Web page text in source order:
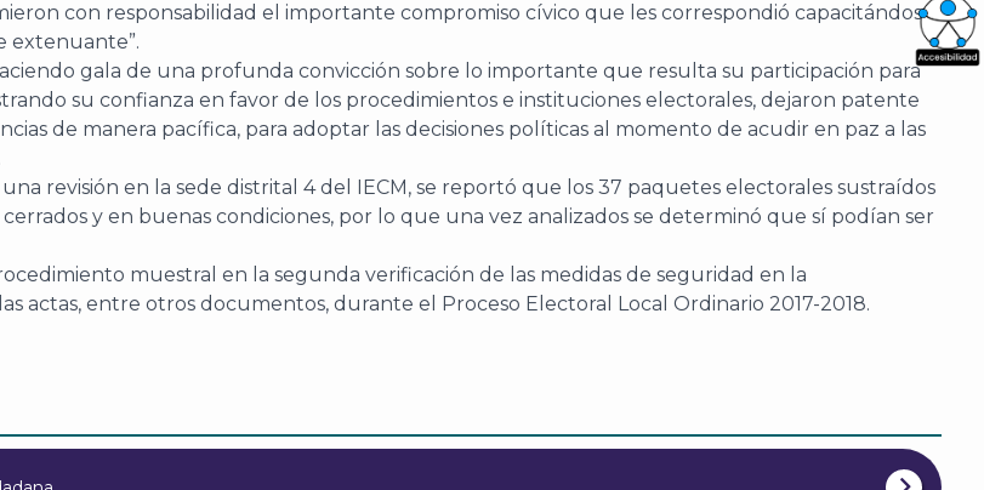
con responsabilidad el importante compromiso cívico que les correspondió capacitándose
extenuante”.
gala de una profunda convicción sobre lo importante que resulta su participación para
su confianza en favor de los procedimientos e instituciones electorales, dejaron patente
de manera pacífica, para adoptar las decisiones políticas al momento de acudir en paz a las
revisión en la sede distrital 4 del IECM, se reportó que los 37 paquetes electorales sustraídos
y en buenas condiciones, por lo que una vez analizados se determinó que sí podían ser
muestral en la segunda verificación de las medidas de seguridad en la
actas, entre otros documentos, durante el Proceso Electoral Local Ordinario 2017-2018.